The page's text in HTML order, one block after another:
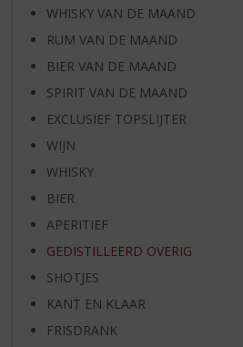
WHISKY VAN DE MAAND
RUM VAN DE MAAND
BIER VAN DE MAAND
SPIRIT VAN DE MAAND
EXCLUSIEF TOPSLIJTER
WIJN
WHISKY
BIER
APERITIEF
GEDISTILLEERD OVERIG
SHOTJES
KANT EN KLAAR
FRISDRANK